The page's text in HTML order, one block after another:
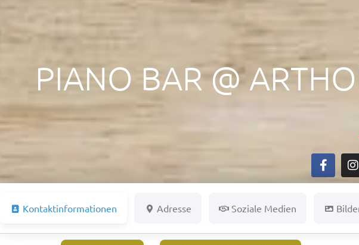
PIANO BAR @
Kontaktinformationen Adresse Soziale Medien